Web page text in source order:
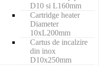
D10 si L160mm
Cartridge heater
Diameter
10xL200mm
Cartus de incalzire
din inox
D10x250mm